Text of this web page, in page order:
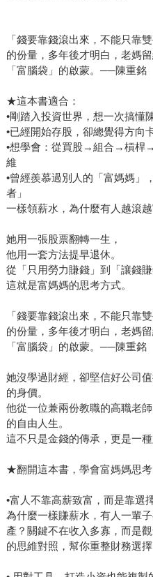
情。
「錢要靠錢滾出來，不能只靠
的份量，多年後才明白，老媽
「富腦袋」的啟蒙。──陳重銘
★這本書適合：
•剛踏入投資世界，想一次搞懂
•已經開始存股，卻總覺得方向
•想學會：從買股→組合→槓桿
維
•曾經羨慕過別人的「富媽媽」
者」
一樣領薪水，為什麼有人越滾
她用一張股票翻轉一生，
他用一套方法提早退休。
從「只用勞力賺錢」到「讓錢賺
這就是富媽媽的思考方式。
「錢要靠錢滾出來，不能只靠
的份量，多年後才明白，老媽
「富腦袋」的啟蒙。──陳重銘
她沒學過財經，卻堅信好公司
的身價。
他從一位兼兩份教職的高職老
的自由人生。
這不只是金錢的傳承，更是一種
★翻開這本書，學會富媽媽思
•富人不靠高薪致富，而是靠選
為什麼一樣賺薪水，有人一輩
產？關鍵不在收入多寡，而是
的思維對照，幫你重整財務選